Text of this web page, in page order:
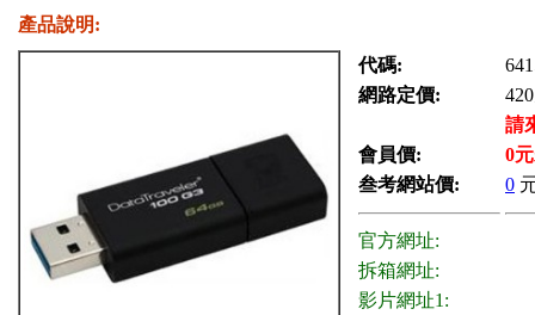
產品說明:
代碼:
網路定價:
420
請
會員價:
0
叁考網站價:
0
官方網址:
拆箱網址:
影片網址1: